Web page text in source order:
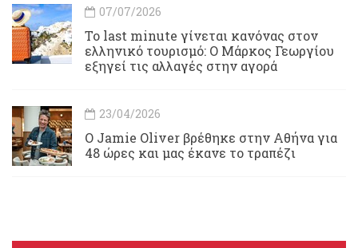
07/07/2026
Το last minute γίνεται κανόνας στον
ελληνικό τουρισμό: Ο Μάρκος Γεωργίου
εξηγεί τις αλλαγές στην αγορά
23/04/2026
Ο Jamie Oliver βρέθηκε στην Αθήνα για
48 ώρες και μας έκανε το τραπέζι